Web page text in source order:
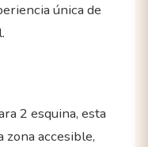
única de
2 esquina, esta
zona accesible,